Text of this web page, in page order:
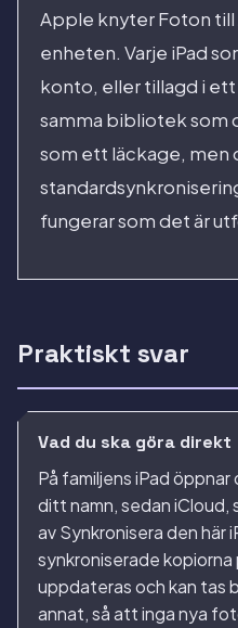
Apple knyter Foton
enheten. Varje iPad
konto, eller tillagd i
samma bibliotek som
som ett läckage, men
fungerar som det är
Praktiskt svar
Vad du ska göra direkt
På familjens iPad
ditt namn, sedan
av Synkronisera den här
synkroniserade
uppdateras och kan tas
annat, så att inga nya